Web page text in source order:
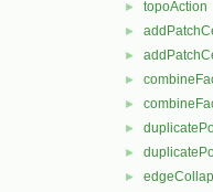
► topoAction
►
►
►
►
►
►
►